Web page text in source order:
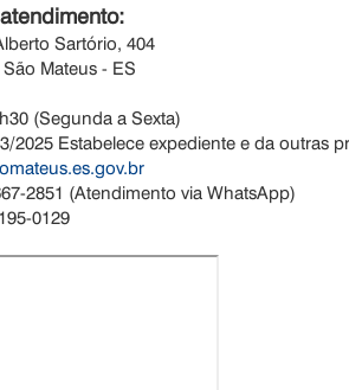
Sartório, 404
Mateus - ES
(Segunda a Sexta)
2025 Estabelece expediente e da outras
2851 (Atendimento via WhatsApp)
0129